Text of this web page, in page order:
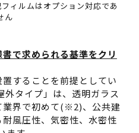
ィルムはオプション対応であ
ん
で求められる基準をクリ
することを前提としてい
外タイプ」は、透明ガラス
業界で初めて(※2)、公共建
風圧性、気密性、水密性